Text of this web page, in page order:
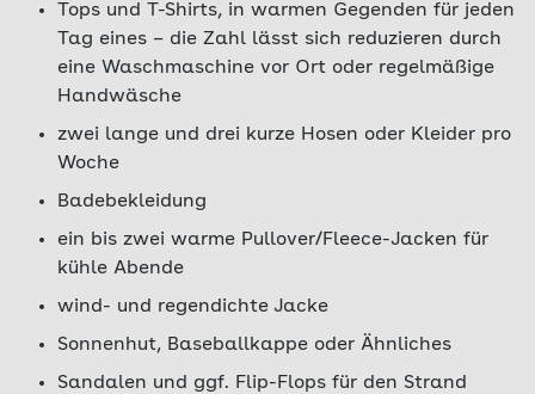
Tops und T-Shirts, in warmen Gegenden für jeden
Tag eines – die Zahl lässt sich reduzieren durch
eine Waschmaschine vor Ort oder regelmäßige
Handwäsche
zwei lange und drei kurze Hosen oder Kleider pro
Woche
Badebekleidung
ein bis zwei warme Pullover/Fleece-Jacken für
kühle Abende
wind- und regendichte Jacke
Sonnenhut, Baseballkappe oder Ähnliches
Sandalen und ggf. Flip-Flops für den Strand